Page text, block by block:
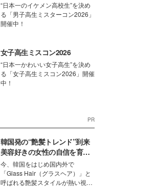
“日本一のイケメン高校生”を決め
る「男子高生ミスターコン2026」
開催中！
女子高生ミスコン2026
“日本一かわいい女子高生”を決め
る「女子高生ミスコン2026」開催
中！
PR
韓国発の“艶髪トレンド”到来
美容好きの女性の自信を育む
「ヘアケア事情」って？
今、韓国をはじめ国内外で
「Glass Hair（グラスヘア）」と
呼ばれる艶髪スタイルが熱い視線